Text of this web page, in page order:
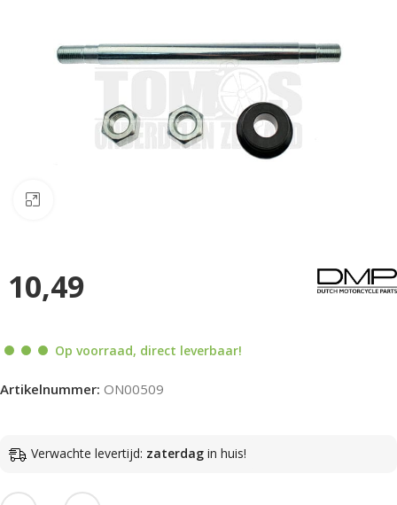
10,49
Op voorraad, direct leverbaar!
Artikelnummer: ON00509
Verwachte levertijd: zaterdag in huis!